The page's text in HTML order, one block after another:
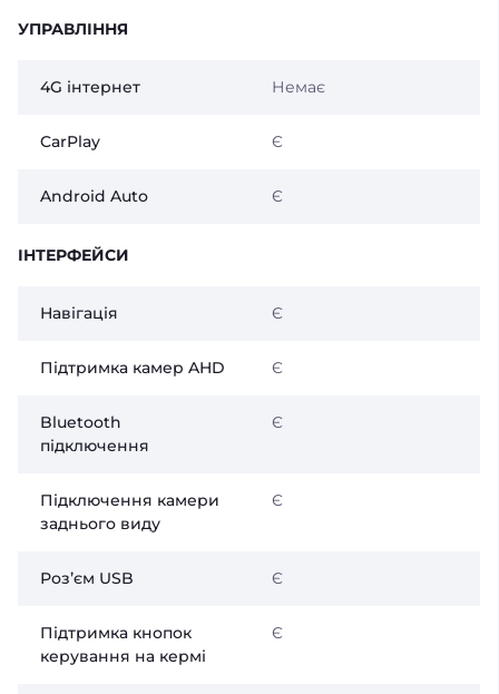
УПРАВЛІННЯ
4G інтернет Немає
CarPlay Є
Android Auto Є
ІНТЕРФЕЙСИ
Навігація Є
Підтримка камер AHD Є
Bluetooth
підключення
Є
Підключення камери
заднього виду
Є
Розʼєм USB Є
Підтримка кнопок
керування на кермі
Є